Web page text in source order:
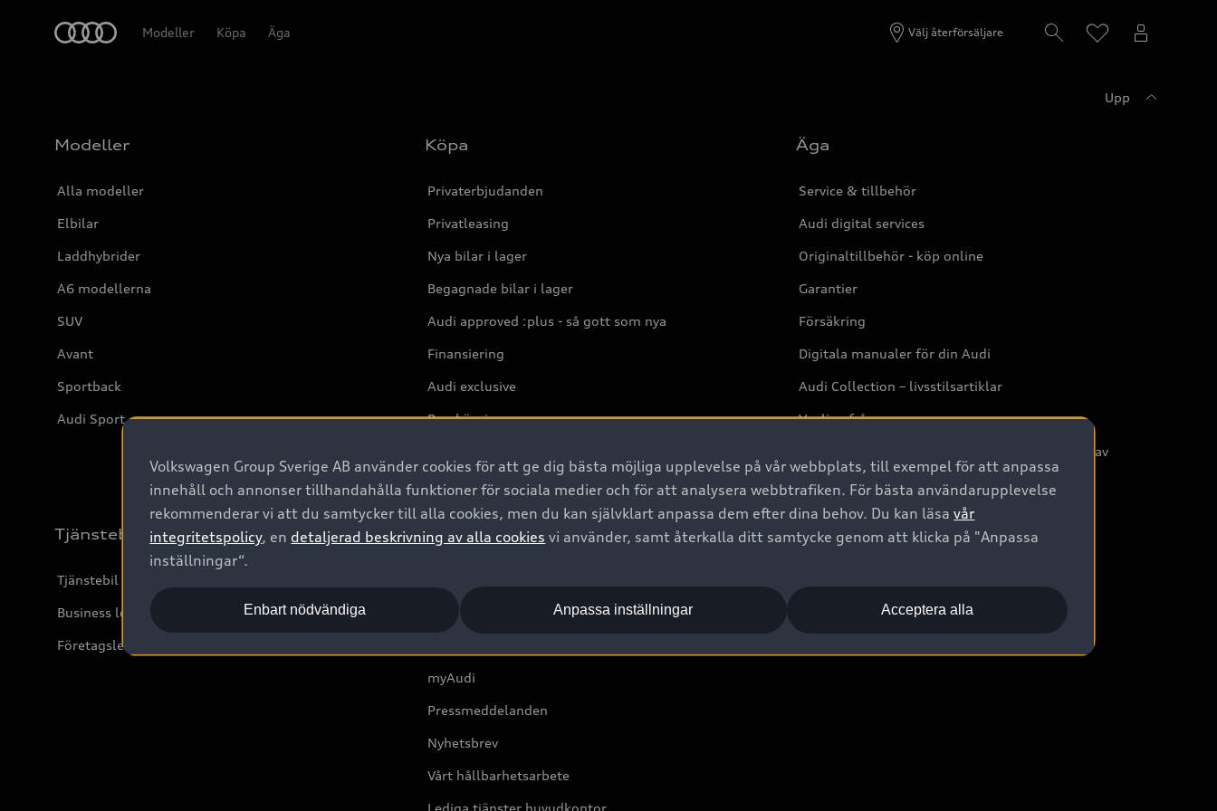
Modeller Köpa Äga Välj återförsäljare
Upp
Modeller
Alla modeller
Elbilar
Laddhybrider
A6 modellerna
SUV
Avant
Sportback
Audi Sport
Köpa
Privaterbjudanden
Privatleasing
Nya bilar i lager
Begagnade bilar i lager
Audi approved :plus - så gott som nya
Finansiering
Audi exclusive
Provkörning
Äga
Service & tillbehör
Audi digital services
Originaltillbehör - köp online
Garantier
Försäkring
Digitala manualer för din Audi
Audi Collection – livsstilsartiklar
Vanliga frågor
2G/3G nätet stängs ned - Hur påverkas min bil av
detta?
Tjänstebil
Tjänstebil
Business lease online
Företagsleasing
Om Audi Sverige
Boka Service online
myAudi
Pressmeddelanden
Nyhetsbrev
Vårt hållbarhetsarbete
Lediga tjänster huvudkontor
Volkswagen Group Sverige AB använder cookies för att ge dig bästa möjliga upplevelse på vår webbplats, till exempel för att anpassa
innehåll och annonser tillhandahålla funktioner för sociala medier och för att analysera webbtrafiken. För bästa användarupplevelse
rekommenderar vi att du samtycker till alla cookies, men du kan självklart anpassa dem efter dina behov. Du kan läsavår
integritetspolicy, en detaljerad beskrivning av alla cookies vi använder, samt återkalla ditt samtycke genom att klicka på "Anpassa
inställningar“.
Acceptera alla
Enbart nödvändiga Anpassa inställningar